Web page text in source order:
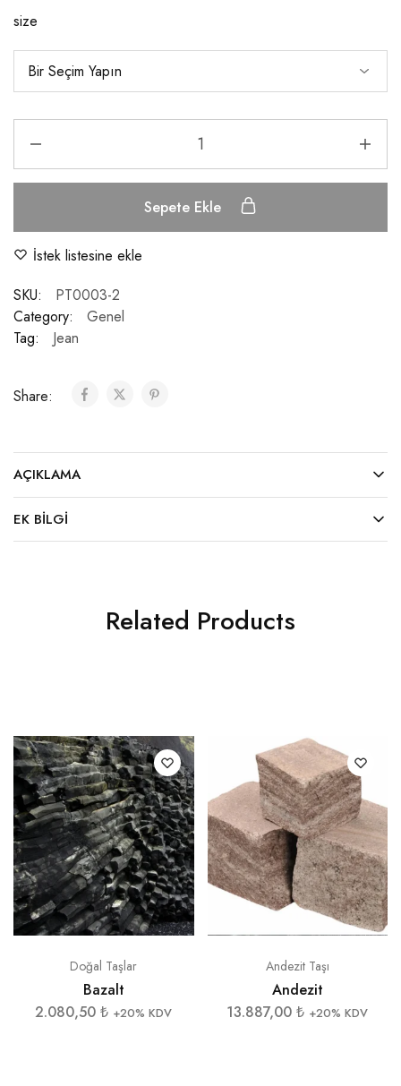
size
Sepete Ekle
İstek listesine ekle
SKU:
PT0003-2
Category:
Genel
Tag:
Jean
Share:
AÇIKLAMA
EK BILGI
Related Products
Doğal Taşlar
Bazalt
2.080,50₺ +20% KDV
Andezit Taşı
Andezit
13.887,00₺ +20% KDV